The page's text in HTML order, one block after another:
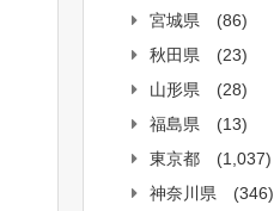
宮城県
(86)
秋田県
(23)
山形県
(28)
福島県
(13)
東京都
(1,037)
神奈川県
(346)